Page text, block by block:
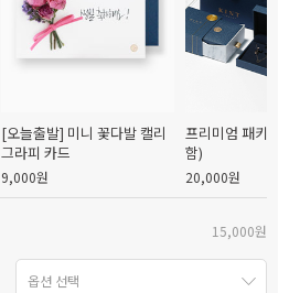
[오늘출발] 미니 꽃다발 캘리
그라피 카드
9,000원
프리미엄 패키지
함)
20,000원
15,000원